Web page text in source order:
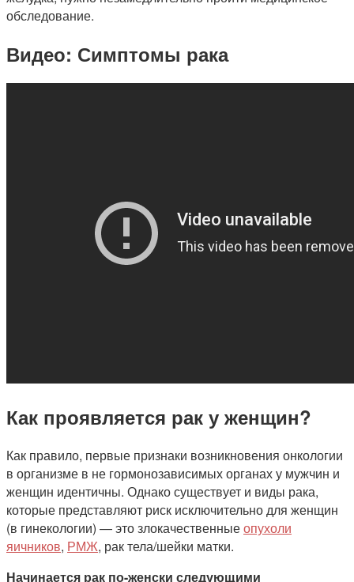
обследование.
Видео: Симптомы рака
Как проявляется рак у женщин?
Как правило, первые признаки возникновения онкологии
в организме в не гормонозависимых органах у мужчин и
женщин идентичны. Однако существует и виды рака,
которые представляют риск исключительно для женщин
(в гинекологии) — это злокачественныеопухоли
яичников, РМЖ, рак тела/шейки матки.
Начинается рак по-женски следующими